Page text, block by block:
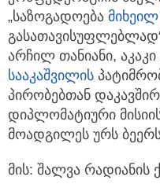
„საზოგადოება მიხეილ
არჩილ თანიანი,
სააკაშვილის
პირობებთან
დიპლომატიური
მოადგილეს ურს ბეერს
მის: შალვა რადიანის